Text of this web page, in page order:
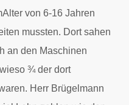
von 6-16 Jahren
mussten. Dort sahen
an den Maschinen
¾ der dort
Herr Brügelmann